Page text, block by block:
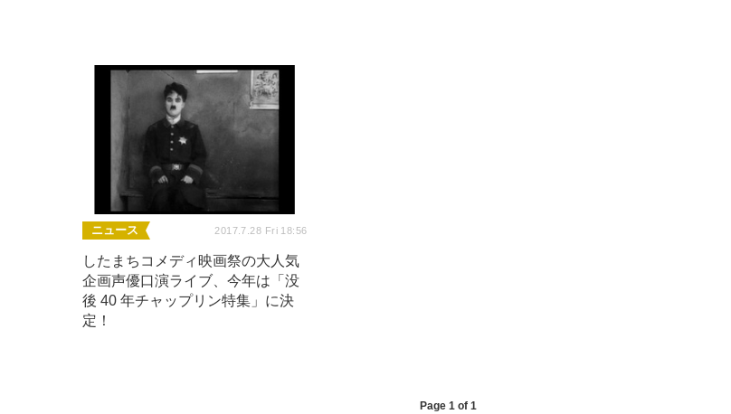
ニュース 2017.7.28 Fri 18:56
したまちコメディ映画祭の大人気
企画声優口演ライブ、今年は「没
後 40 年チャップリン特集」に決
定！
Page 1 of 1